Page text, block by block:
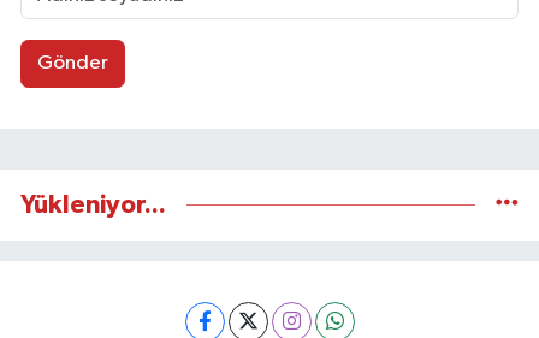
Gönder
Yükleniyor...